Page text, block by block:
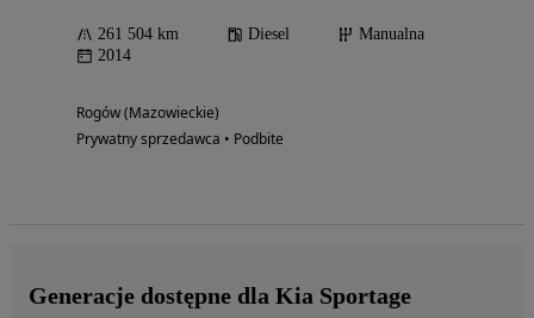
261 504 km Diesel
Manualna
2014
Rogów (Mazowieckie)
Prywatny sprzedawca • Podbite
Generacje dostępne dla Kia Sportage